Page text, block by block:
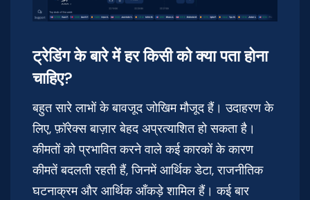
ट्रेडिंग के बारे में हर किसी को क्या पता होना
चाहिए?
बहुत सारे लाभों के बावजूद जोखिम मौजूद हैं। उदाहरण के
लिए, फ़ॉरेक्स बाज़ार बेहद अप्रत्याशित हो सकता है।
कीमतों को प्रभावित करने वाले कई कारकों के कारण
कीमतें बदलती रहती हैं, जिनमें आर्थिक डेटा, राजनीतिक
घटनाक्रम और आर्थिक आँकड़े शामिल हैं। कई बार